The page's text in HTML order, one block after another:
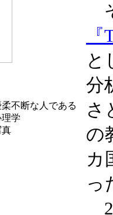
不断な人である
学
真
と
分
さ
の
カ
っ